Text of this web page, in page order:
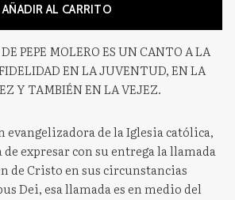
AÑADIR AL CARRITO
PEPE MOLERO ES UN CANTO A LA
EN LA JUVENTUD, EN LA
Y TAMBIÉN EN LA VEJEZ.
de la Iglesia católica,
expresar con su entrega la llamada
de Cristo en sus circunstancias
Dei, esa llamada es en medio del